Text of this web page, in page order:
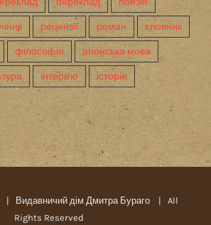
рецензії роман словник
філософія японська мова
інтерв'ю історія
| Видавничий дім Дмитра Бураго
| All
Rights Reserved